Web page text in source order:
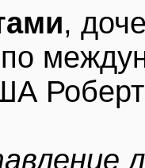
,
по